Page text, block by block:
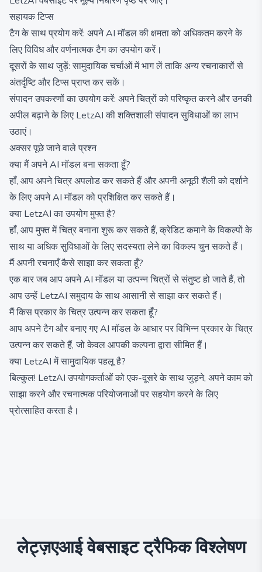
सहायक टिप्स
टैग के साथ प्रयोग करें: अपने AI मॉडल की क्षमता को अधिकतम करने के
लिए विविध और वर्णनात्मक टैग का उपयोग करें।
दूसरों के साथ जुड़ें: सामुदायिक चर्चाओं में भाग लें ताकि अन्य रचनाकारों से
अंतर्दृष्टि और टिप्स प्राप्त कर सकें।
संपादन उपकरणों का उपयोग करें: अपने चित्रों को परिष्कृत करने और उनकी
अपील बढ़ाने के लिए LetzAI की शक्तिशाली संपादन सुविधाओं का लाभ
उठाएं।
अक्सर पूछे जाने वाले प्रश्न
क्या मैं अपने AI मॉडल बना सकता हूँ?
हाँ, आप अपने चित्र अपलोड कर सकते हैं और अपनी अनूठी शैली को दर्शाने
के लिए अपने AI मॉडल को प्रशिक्षित कर सकते हैं।
क्या LetzAI का उपयोग मुफ्त है?
हाँ, आप मुफ्त में चित्र बनाना शुरू कर सकते हैं, क्रेडिट कमाने के विकल्पों के
साथ या अधिक सुविधाओं के लिए सदस्यता लेने का विकल्प चुन सकते हैं।
मैं अपनी रचनाएँ कैसे साझा कर सकता हूँ?
एक बार जब आप अपने AI मॉडल या उत्पन्न चित्रों से संतुष्ट हो जाते हैं, तो
आप उन्हें LetzAI समुदाय के साथ आसानी से साझा कर सकते हैं।
मैं किस प्रकार के चित्र उत्पन्न कर सकता हूँ?
आप अपने टैग और बनाए गए AI मॉडल के आधार पर विभिन्न प्रकार के चित्र
उत्पन्न कर सकते हैं, जो केवल आपकी कल्पना द्वारा सीमित हैं।
क्या LetzAI में सामुदायिक पहलू है?
बिल्कुल! LetzAI उपयोगकर्ताओं को एक-दूसरे के साथ जुड़ने, अपने काम को
साझा करने और रचनात्मक परियोजनाओं पर सहयोग करने के लिए
प्रोत्साहित करता है।
लेट्ज़एआईवेबसाइट ट्रैफिक विश्लेषण